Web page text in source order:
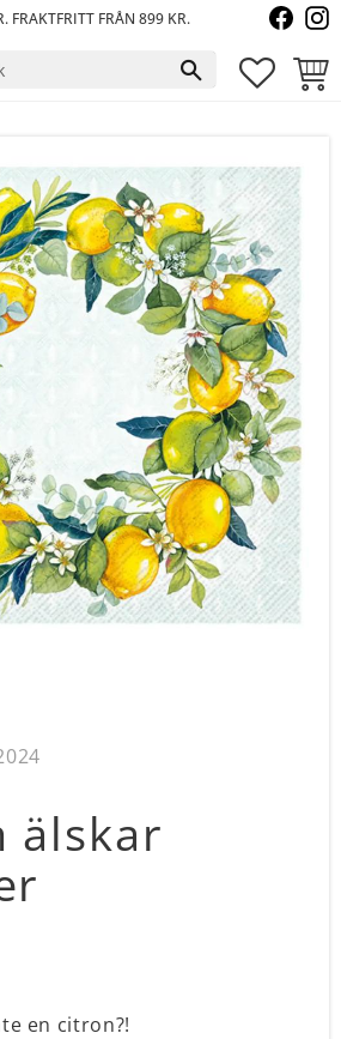
FRAKTFRITT FRÅN 899 KR.
älskar
en citron?!